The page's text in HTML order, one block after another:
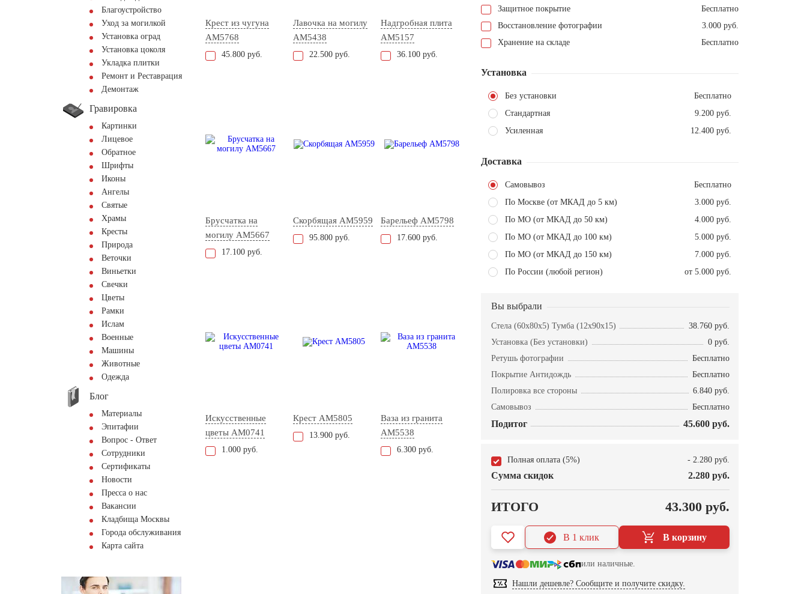
Благоустройство
Уход за могилкой
Установка оград
Установка цоколя
Укладка плитки
Ремонт и Реставрация
Демонтаж
Гравировка
Картинки
Лицевое
Обратное
Шрифты
Иконы
Ангелы
Святые
Храмы
Кресты
Природа
Веточки
Виньетки
Свечки
Цветы
Рамки
Ислам
Военные
Машины
Животные
Одежда
Блог
Материалы
Эпитафии
Вопрос - Ответ
Сотрудники
Сертификаты
Новости
Пресса о нас
Вакансии
Кладбища Москвы
Города обслуживания
Карта сайта
Крест из чугуна
AM5768
45.800 руб.
Лавочка на могилу
AM5438
22.500 руб.
Надгробная плита
AM5157
36.100 руб.
Брусчатка на
могилу AM5667
17.100 руб.
Скорбящая AM5959
95.800 руб.
Барельеф AM5798
17.600 руб.
Искусственные
цветы AM0741
1.000 руб.
Крест AM5805
13.900 руб.
Ваза из гранита
AM5538
6.300 руб.
Защитное покрытие
Бесплатно
Восстановление фотографии
3.000 руб.
Хранение на складе
Бесплатно
Установка
Без установки
Бесплатно
Стандартная
9.200 руб.
Усиленная
12.400 руб.
Доставка
Самовывоз
Бесплатно
По Москве (от МКАД до 5 км)
3.000 руб.
По МО (от МКАД до 50 км)
4.000 руб.
По МО (от МКАД до 100 км)
5.000 руб.
По МО (от МКАД до 150 км)
7.000 руб.
По России (любой регион)
от 5.000 руб.
Вы выбрали
Стела (60x80x5) Тумба (12x90x15)
38.760 руб.
Установка (Без установки)
0 руб.
Ретушь фотографии
Бесплатно
Покрытие Антидождь
Бесплатно
Полировка все стороны
6.840 руб.
Самовывоз
Бесплатно
Подитог 45.600 руб.
Полная оплата (5%) - 2.280 руб.
Сумма скидок 2.280 руб.
ИТОГО 43.300 руб.
В корзину
В 1 клик
или наличные.
Нашли дешевле? Сообщите и получите скидку.